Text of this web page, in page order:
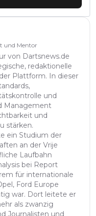
und Mentor
von Dartsnews.de
redaktionelle
Plattform. In dieser
und
Management
und
stärken.
ein Studium der
an der Vrije
Laufbahn
bei Report
für internationale
Ford Europe
war. Dort leitete er
als zwanzig
Journalisten und